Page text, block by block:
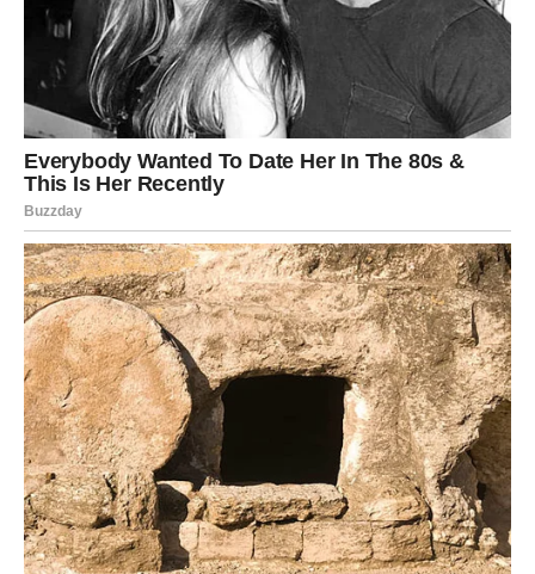
odnosi mogu dobiti novu dimenziju, dok se mogu pojaviti
i nove osobe koje unose svežinu i radost u njihov život.
Najvažnije je da Vodolije veruju svojoj intuiciji i ne plaše
se promena. Upravo u promenama često leži njihova
najveća sreća.